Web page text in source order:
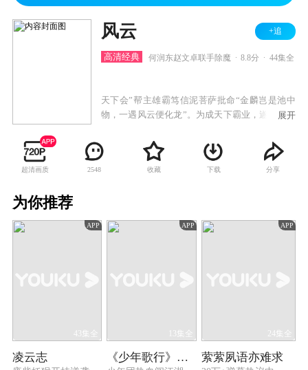
风云 +追
高清经典 何润东赵文卓联手除魔 8.8分 44集全
天下会”帮主雄霸笃信泥菩萨批命“金麟岂是池中
物，一遇风云便化龙”。为成天下霸业，遂收步惊
只能充当杂役，心怀不服的断浪不久即投奔堪
与“天下会”匹敌的“无双城”。聂风受命雄霸入"无
双城"密探，与侠女明月在较量中互生情愫，聂风
展开
超清画质 2548 收藏 下载 分享
为你推荐
APP
43集全
凌云志
APP
13集全
《少年歌行》回顾特辑
APP
24集全
萦萦夙语亦难求